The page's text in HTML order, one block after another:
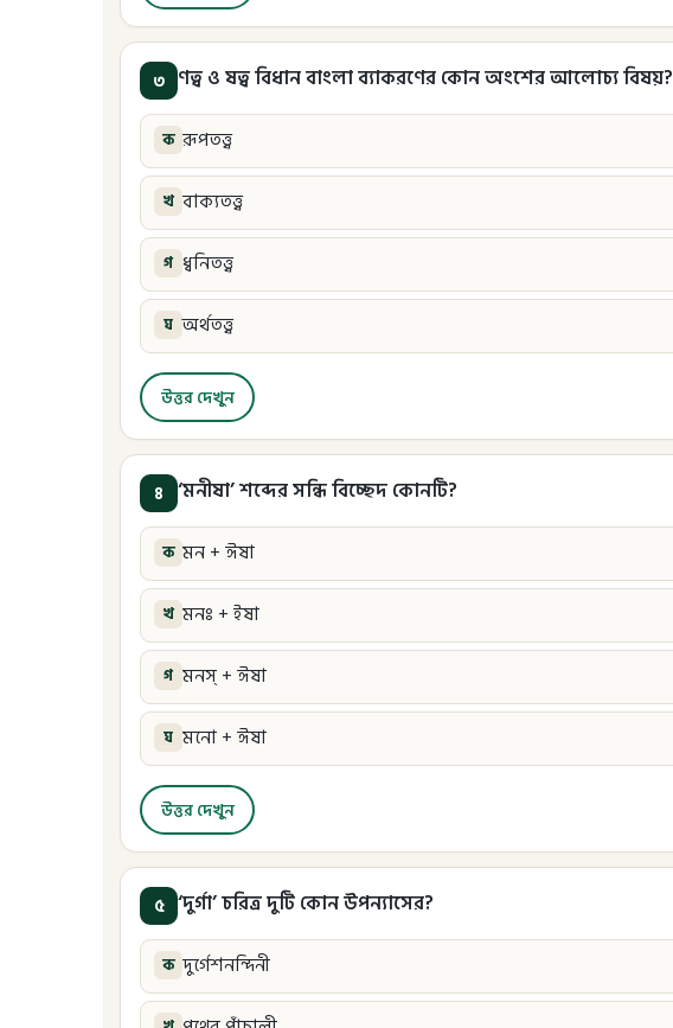
৩ ণত্ব ও ষত্ব বিধান বাংলা ব্যাকরণের কোন অংশের আলোচ্য বিষয়?
ক রূপতত্ত্ব
খ বাক্যতত্ত্ব
গ ধ্বনিতত্ত্ব
ঘ অর্থতত্ত্ব
উত্তর দেখুন
৪ ‘মনীষা’ শব্দের সন্ধি বিচ্ছেদ কোনটি?
ক মন + ঈষা
খ মনঃ + ইষা
গ মনস্ + ঈষা
ঘ মনো + ঈষা
উত্তর দেখুন
৫ ‘দুর্গা’ চরিত্র দুটি কোন উপন্যাসের?
ক দুর্গেশনন্দিনী